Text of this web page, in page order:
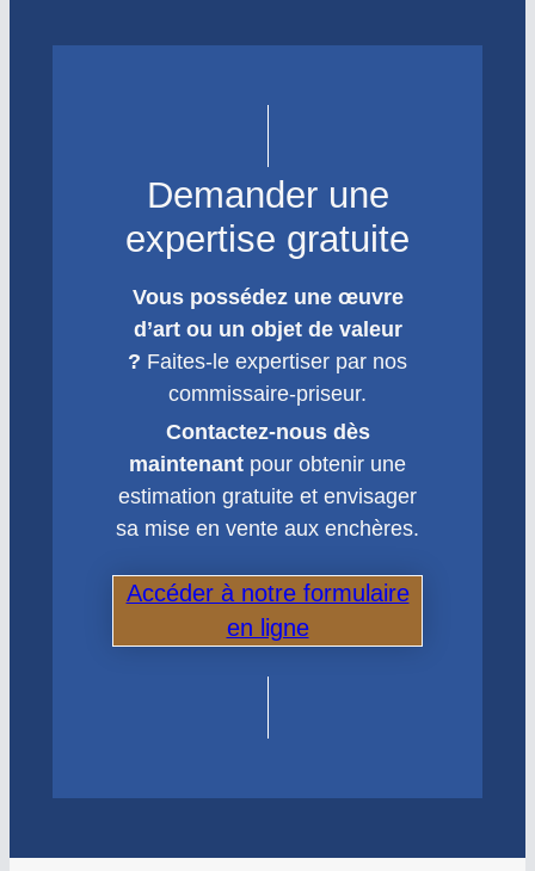
Demander une
expertise gratuite
Vous possédez une œuvre
d’art ou un objet de valeur
? Faites-le expertiser par nos
commissaire-priseur.
Contactez-nous dès
maintenant pour obtenir une
estimation gratuite et envisager
sa mise en vente aux enchères.
Accéder à notre formulaire
en ligne